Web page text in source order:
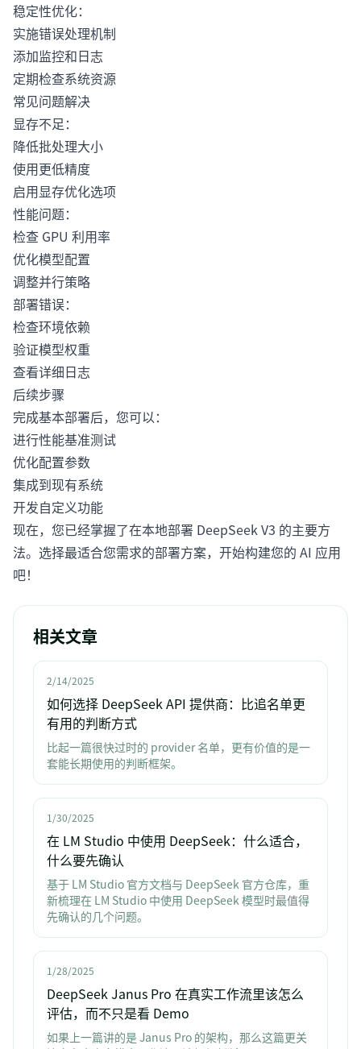
稳定性优化：
实施错误处理机制
添加监控和日志
定期检查系统资源
常见问题解决
显存不足：
降低批处理大小
使用更低精度
启用显存优化选项
性能问题：
检查 GPU 利用率
优化模型配置
调整并行策略
部署错误：
检查环境依赖
验证模型权重
查看详细日志
后续步骤
完成基本部署后，您可以：
进行性能基准测试
优化配置参数
集成到现有系统
开发自定义功能
现在，您已经掌握了在本地部署 DeepSeek V3 的主要方
法。选择最适合您需求的部署方案，开始构建您的 AI 应用
吧！
相关文章
2/14/2025
如何选择 DeepSeek API 提供商：比追名单更
有用的判断方式
比起一篇很快过时的 provider 名单，更有价值的是一
套能长期使用的判断框架。
1/30/2025
在 LM Studio 中使用 DeepSeek：什么适合，
什么要先确认
基于 LM Studio 官方文档与 DeepSeek 官方仓库，重
新梳理在 LM Studio 中使用 DeepSeek 模型时最值得
先确认的几个问题。
1/28/2025
DeepSeek Janus Pro 在真实工作流里该怎么
评估，而不只是看 Demo
如果上一篇讲的是 Janus Pro 的架构，那么这篇更关